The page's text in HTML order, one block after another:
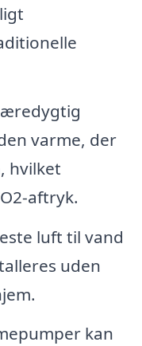
varme, der
hvilket
aftryk.
luft til vand
uden
kan